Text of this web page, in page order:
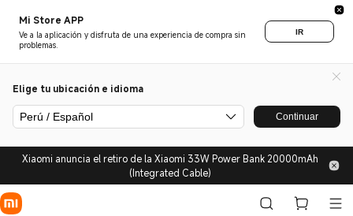
Mi Store APP
Ve a la aplicación y disfruta de una experiencia de compra sin
problemas.
IR
Elige tu ubicación e idioma
Perú / Español Continuar
Xiaomi anuncia el retiro de la Xiaomi 33W Power Bank 20000mAh
(Integrated Cable)